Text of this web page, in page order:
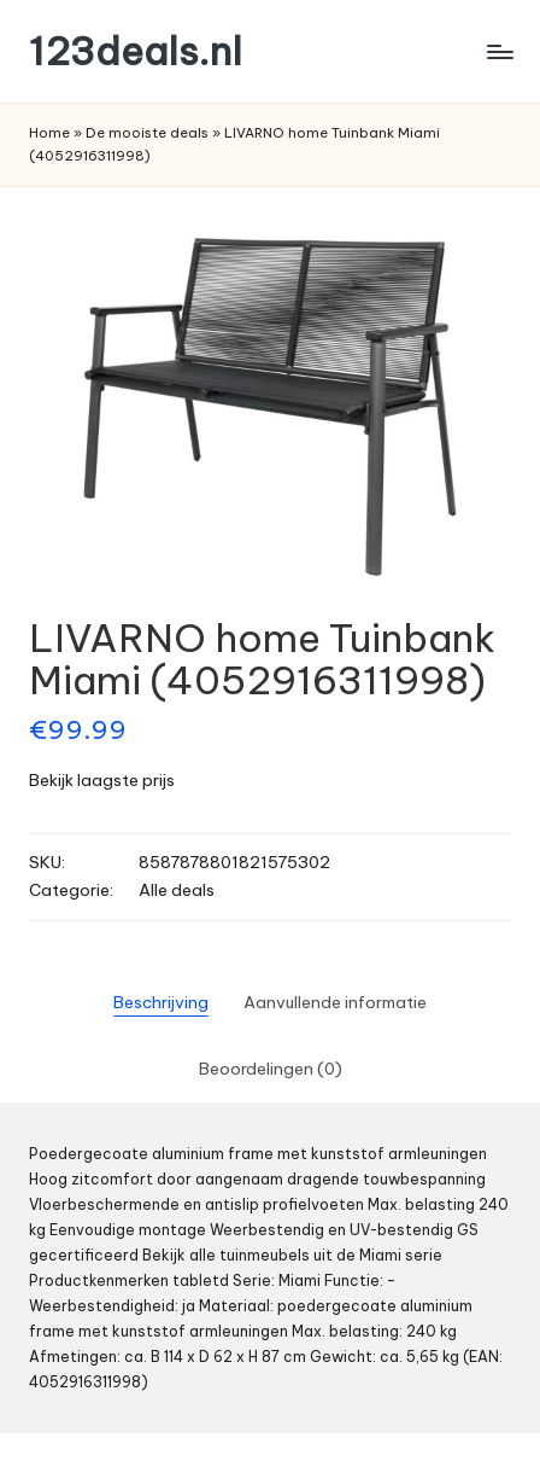
de
inhoud
123deals.nl
deals
Home » De mooiste deals » LIVARNO home Tuinbank Miami
(4052916311998)
LIVARNO home Tuinbank
Miami (4052916311998)
€99.99
Bekijk laagste prijs
SKU:
8587878801821575302
Categorie:
Alle deals
Beschrijving Aanvullende informatie
Beoordelingen (0)
Poedergecoate aluminium frame met kunststof armleuningen
Hoog zitcomfort door aangenaam dragende touwbespanning
Vloerbeschermende en antislip profielvoeten Max. belasting 240
kg Eenvoudige montage Weerbestendig en UV-bestendig GS
gecertificeerd Bekijk alle tuinmeubels uit de Miami serie
Productkenmerken tabletd Serie: Miami Functie: –
Weerbestendigheid: ja Materiaal: poedergecoate aluminium
frame met kunststof armleuningen Max. belasting: 240 kg
Afmetingen: ca. B 114 x D 62 x H 87 cm Gewicht: ca. 5,65 kg (EAN:
4052916311998)